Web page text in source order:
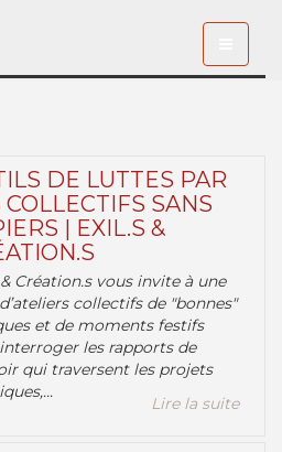
DE LUTTES PAR
COLLECTIFS SANS
| EXIL.S &
Création.s vous invite à une
collectifs de "bonnes"
et de moments festifs
les rapports de
qui traversent les projets
Lire la suite